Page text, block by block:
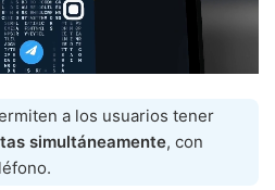
a los usuarios tener
simultáneamente, con